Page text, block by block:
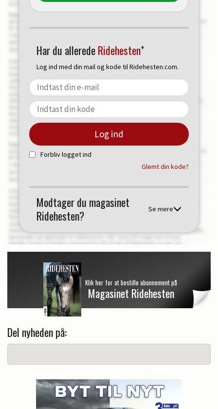
Har du alleredeRidehesten+
Log ind med din mail og kode til Ridehesten.com.
Forbliv logget ind
Glemt din kode?
Modtager du magasinet
Ridehesten?
Se mere
Klik her for at bestille abonnement på
Magasinet Ridehesten
Del nyheden på: